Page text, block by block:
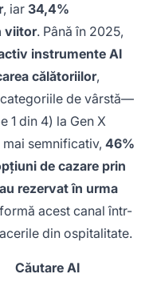
, iar 34,4%
viitor. Până în 2025,
instrumente AI
călătoriilor,
de vârstă—
1 din 4) la Gen X
semnificativ, 46%
de cazare prin
rezervat în urma
acest canal într-
din ospitalitate.
Căutare AI